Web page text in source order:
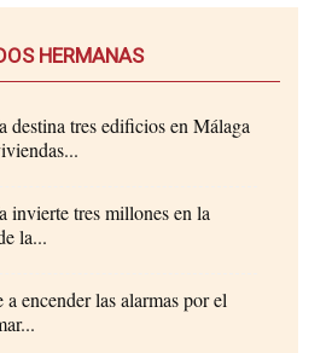
HERMANAS
destina tres edificios en Málaga
invierte tres millones en la
la...
encender las alarmas por el